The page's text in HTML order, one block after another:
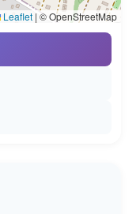
Leaflet | © OpenStreetMap